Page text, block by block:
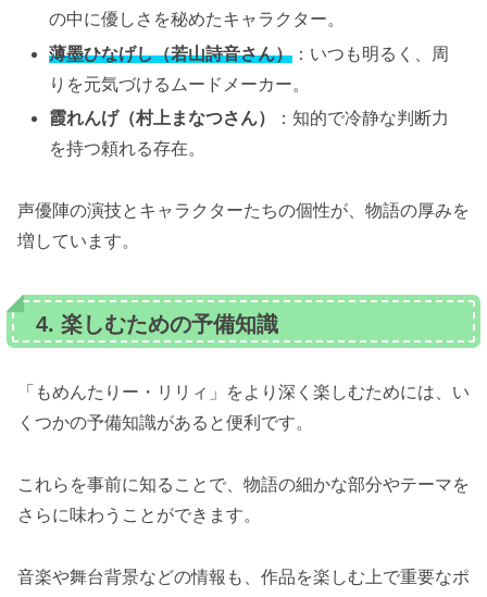
の中に優しさを秘めたキャラクター。
薄墨ひなげし（若山詩音さん） ：いつも明るく、周
りを元気づけるムードメーカー。
霞れんげ（村上まなつさん）
：知的で冷静な判断力
を持つ頼れる存在。
声優陣の演技とキャラクターたちの個性が、物語の厚みを
増しています。
4. 楽しむための予備知識
「もめんたりー・リリィ」をより深く楽しむためには、い
くつかの予備知識があると便利です。
これらを事前に知ることで、物語の細かな部分やテーマを
さらに味わうことができます。
音楽や舞台背景などの情報も、作品を楽しむ上で重要なポ